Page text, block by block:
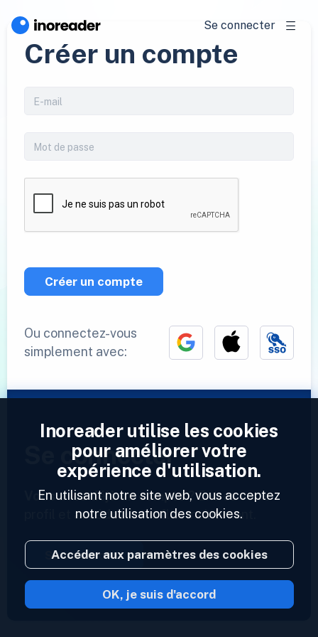
Se connecter
Créer un compte
Créer un compte
Ou connectez-vous
simplement avec:
Se connecter
Vous avez déjà un compte ? Entrez votre
profil et accédez à vos flux maintenant.
Se connecter
2023 © Inoreader
Inoreader utilise les cookies
pour améliorer votre
expérience d'utilisation.
En utilisant notre site web, vous acceptez
notre utilisation des cookies.
Accéder aux paramètres des cookies
OK, je suis d'accord